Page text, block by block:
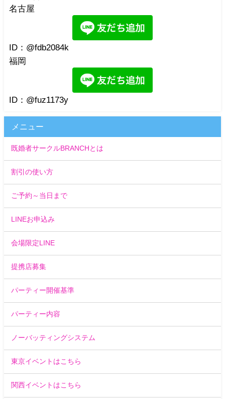
名古屋
ID：@fdb2084k
福岡
ID：@fuz1173y
メニュー
既婚者サークルBRANCHとは
割引の使い方
ご予約～当日まで
LINEお申込み
会場限定LINE
提携店募集
パーティー開催基準
パーティー内容
ノーバッティングシステム
東京イベントはこちら
関西イベントはこちら